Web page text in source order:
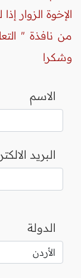
الإخوة
من نافذة "
وشكرا
الاسم
البريد
الدولة